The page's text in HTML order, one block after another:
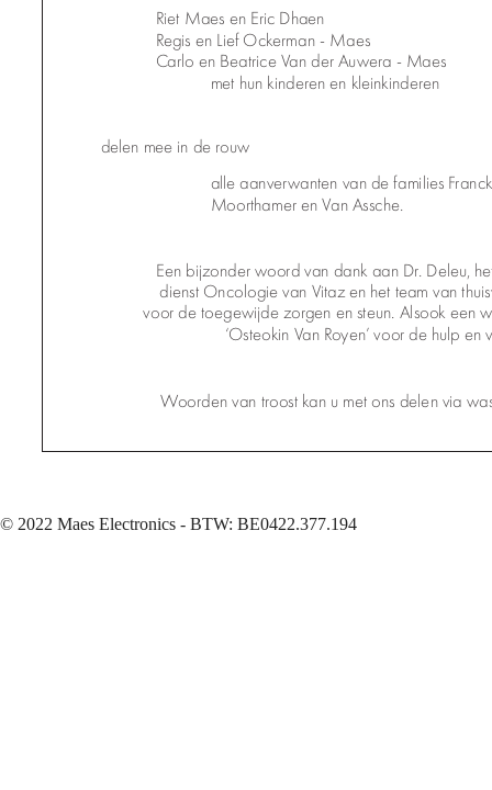
© 2022 Maes Electronics - BTW: BE0422.377.194